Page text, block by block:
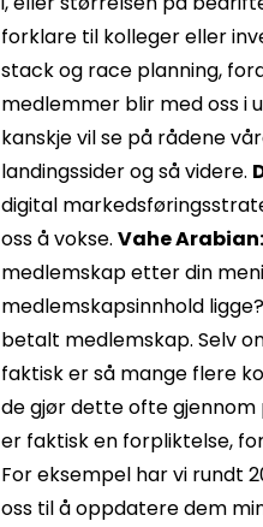
forklare til kolleger eller
stack og race planning,
medlemmer blir med oss ​​i
kanskje vil se på rådene
landingssider og så videre.
digital
oss å vokse. Vahe Arabian:
medlemskap etter din
medlemskapsinnhold ligge?
betalt medlemskap. Selv
faktisk er så mange flere
de gjør dette ofte gjennom
er faktisk en forpliktelse,
For eksempel har vi rundt
oss til å oppdatere dem